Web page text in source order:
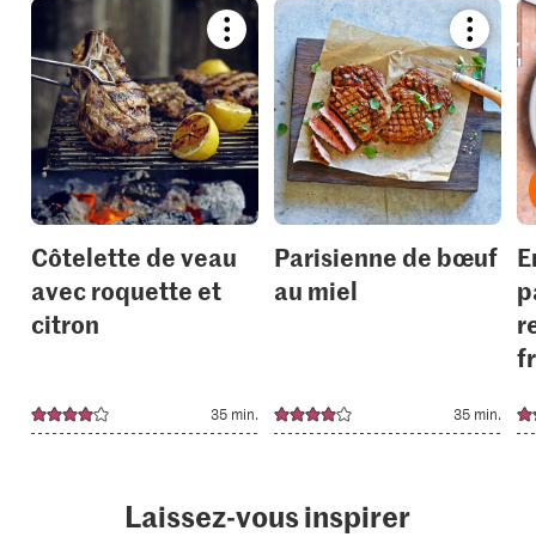
Bookmark
recipe
or
add
it
to
your
collections.
Côtelette de veau
avec roquette et
citron
35 min.
recipe
or
add
it
to
your
Parisienne de bœuf
au miel
35 min.
Laissez-vous inspirer